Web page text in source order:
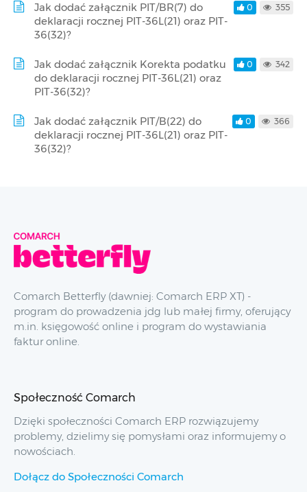
Jak dodać załącznik PIT/BR(7) do
deklaracji rocznej PIT-36L(21) oraz PIT-
36(32)?
0 355
Jak dodać załącznik Korekta podatku
do deklaracji rocznej PIT-36L(21) oraz
PIT-36(32)?
0 342
Jak dodać załącznik PIT/B(22) do
deklaracji rocznej PIT-36L(21) oraz PIT-
36(32)?
0 366
Comarch Betterfly (dawniej: Comarch ERP XT) -
program do prowadzenia jdg lub małej firmy, oferujący
m.in. księgowość online i program do wystawiania
faktur online.
Społeczność Comarch
Dzięki społeczności Comarch ERP rozwiązujemy
problemy, dzielimy się pomysłami oraz informujemy o
nowościach.
Dołącz do Społeczności Comarch